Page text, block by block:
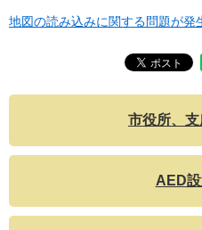
地図の読み込みに関する問題が発
市役所、
AED